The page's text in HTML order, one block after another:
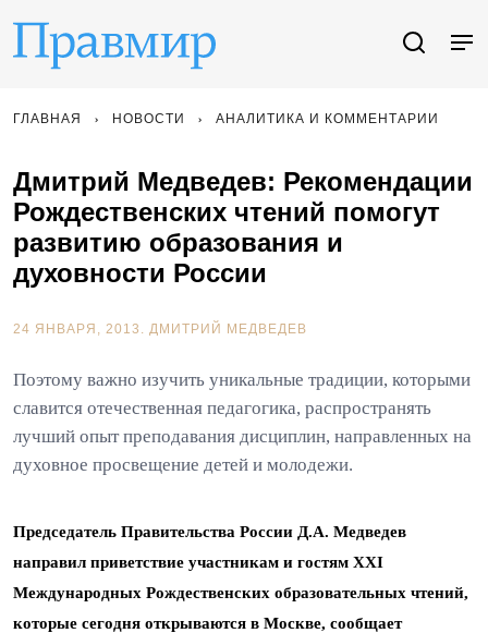
ГЛАВНАЯ НОВОСТИ АНАЛИТИКА И КОММЕНТАРИИ
Дмитрий Медведев: Рекомендации
Рождественских чтений помогут
развитию образования и
духовности России
24 ЯНВАРЯ, 2013. ДМИТРИЙ МЕДВЕДЕВ
Поэтому важно изучить уникальные традиции, которыми
славится отечественная педагогика, распространять
лучший опыт преподавания дисциплин, направленных на
духовное просвещение детей и молодежи.
Председатель Правительства России Д.А. Медведев
направил приветствие участникам и гостям XXI
Международных Рождественских образовательных чтений,
которые сегодня открываются в Москве, сообщает